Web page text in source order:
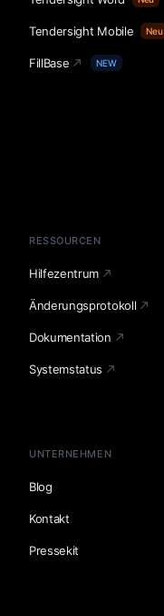
Tendersight Mobile Neu
FillBase NEW
RESSOURCEN
Hilfezentrum
Änderungsprotokoll
Dokumentation
Systemstatus
UNTERNEHMEN
Blog
Kontakt
Pressekit